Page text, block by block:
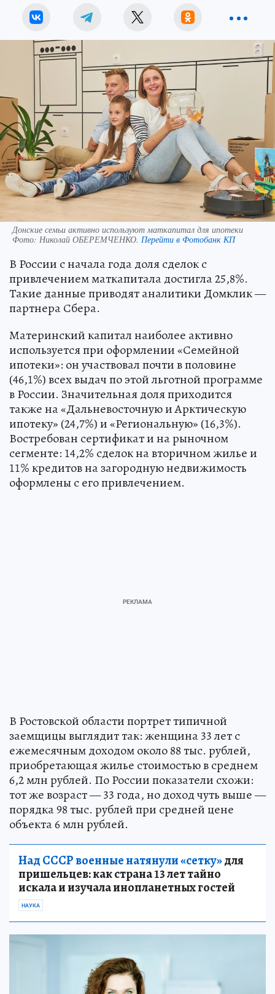
Донские семьи активно используют маткапитал для ипотеки
Фото: Николай ОБЕРЕМЧЕНКО. Перейти в Фотобанк КП
В России с начала года доля сделок с
привлечением маткапитала достигла 25,8%.
Такие данные приводят аналитики Домклик —
партнера Сбера.
Материнский капитал наиболее активно
используется при оформлении «Семейной
ипотеки»: он участвовал почти в половине
(46,1%) всех выдач по этой льготной программе
в России. Значительная доля приходится
также на «Дальневосточную и Арктическую
ипотеку» (24,7%) и «Региональную» (16,3%).
Востребован сертификат и на рыночном
сегменте: 14,2% сделок на вторичном жилье и
11% кредитов на загородную недвижимость
оформлены с его привлечением.
В Ростовской области портрет типичной
заемщицы выглядит так: женщина 33 лет с
ежемесячным доходом около 88 тыс. рублей,
приобретающая жилье стоимостью в среднем
6,2 млн рублей. По России показатели схожи:
тот же возраст — 33 года, но доход чуть выше —
порядка 98 тыс. рублей при средней цене
объекта 6 млн рублей.
Над СССР военные натянули «сетку»для
пришельцев: как страна 13 лет тайно
искала и изучала инопланетных гостей
НАУКА